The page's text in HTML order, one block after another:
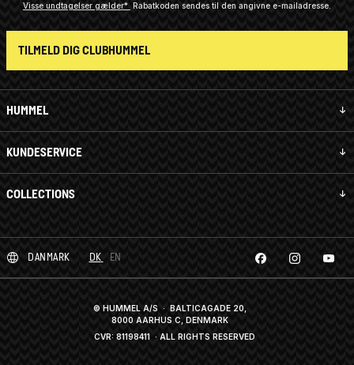
HUMMEL
KUNDESERVICE
COLLECTIONS
Visse undtagelser gælder* Rabatkoden sendes til den angivne e-mailadresse.
TILMELD DIG CLUBHUMMEL
DANMARK DK EN
© HUMMEL A/S · BALTICAGADE 20,
8000 AARHUS C, DENMARK
CVR: 81198411· ALL RIGHTS RESERVED